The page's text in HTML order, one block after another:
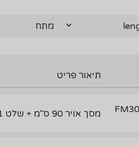
מתח
תיאור פריט
מסך אויר 90 ס"מ + שלט 11 מ'/ש פלסטיק